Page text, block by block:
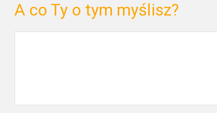
A co Ty o tym myślisz?